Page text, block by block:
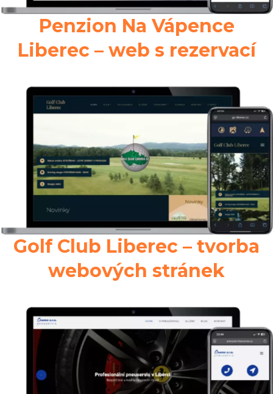
Penzion Na Vápence
Liberec – web s rezervací
Golf Club Liberec – tvorba
webových stránek